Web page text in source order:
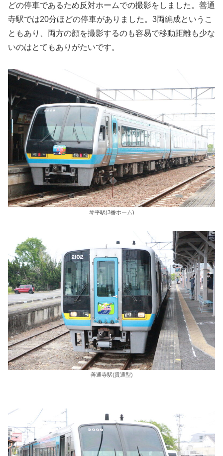
どの停車であるため反対ホームでの撮影をしました。善通
寺駅では20分ほどの停車がありました。3両編成というこ
ともあり、両方の顔を撮影するのも容易で移動距離も少な
いのはとてもありがたいです。
琴平駅(3番ホーム)
善通寺駅(貫通型)